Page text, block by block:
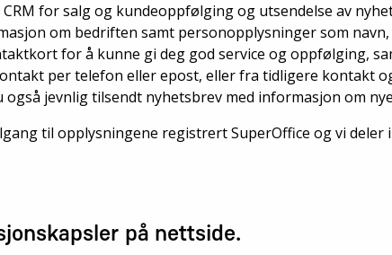
CRM for salg og kundeoppfølging og utsendelse av
om bedriften samt personopplysninger som
for å kunne gi deg god service og oppfølging,
per telefon eller epost, eller fra tidligere kontakt
også jevnlig tilsendt nyhetsbrev med informasjon om
til opplysningene registrert SuperOffice og vi
på nettside.